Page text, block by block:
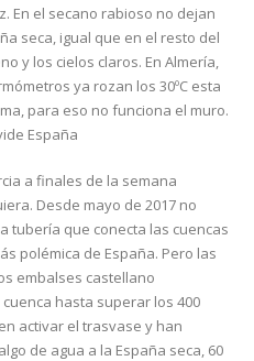
En el secano rabioso no dejan
seca, igual que en el resto del
y los cielos claros. En Almería,
ya rozan los 30ºC esta
para eso no funciona el muro.
España
a finales de la semana
Desde mayo de 2017 no
tubería que conecta las cuencas
polémica de España. Pero las
embalses castellano
hasta superar los 400
activar el trasvase y han
de agua a la España seca, 60